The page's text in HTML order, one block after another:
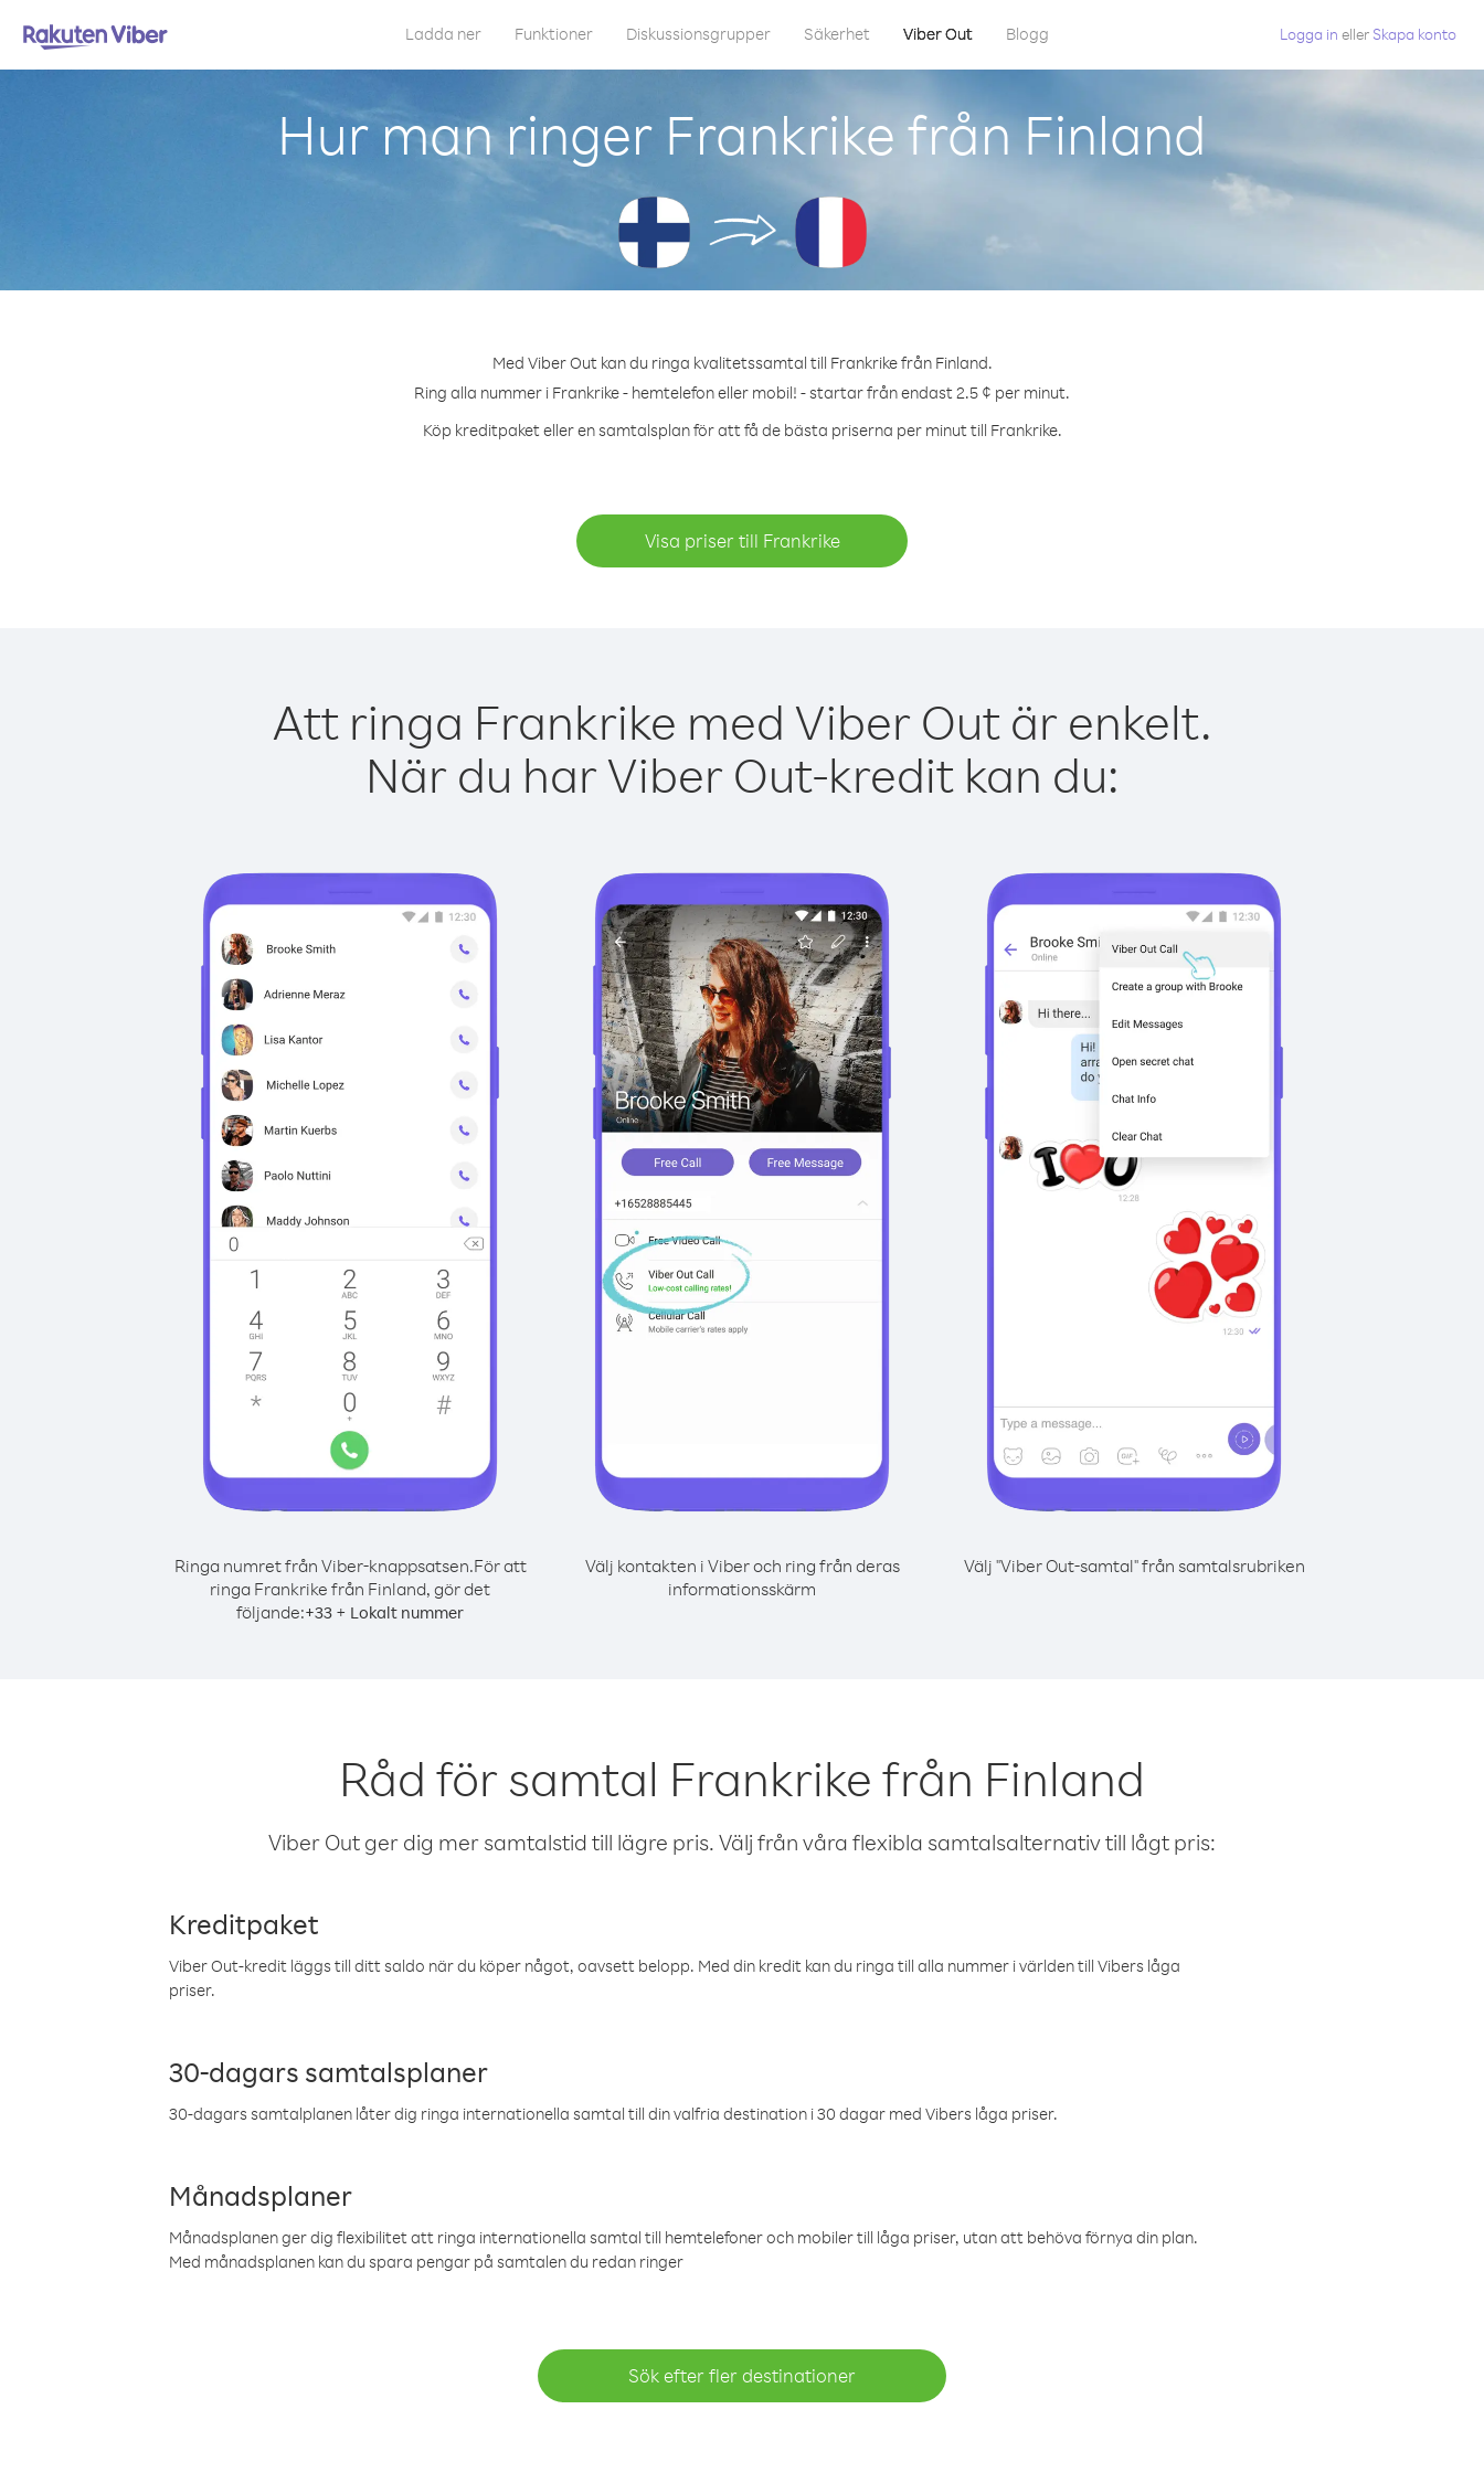
Ladda ner Funktioner Diskussionsgrupper Säkerhet Viber Out Blogg Logga in eller Skapa konto
Hur man ringer Frankrike från Finland
Med Viber Out kan du ringa kvalitetssamtal till Frankrike från Finland.
Ring alla nummer i Frankrike - hemtelefon eller mobil! - startar från endast 2.5 ¢ per minut.
Köp kreditpaket eller en samtalsplan för att få de bästa priserna per minut till Frankrike.
Visa priser till Frankrike
Att ringa Frankrike med Viber Out är enkelt.
När du har Viber Out-kredit kan du:
Ringa numret från Viber-knappsatsen.För att
ringa Frankrike från Finland, gör det
följande:+33 + Lokalt nummer
Välj kontakten i Viber och ring från deras
informationsskärm
Välj "Viber Out-samtal" från samtalsrubriken
Råd för samtal Frankrike från Finland
Viber Out ger dig mer samtalstid till lägre pris. Välj från våra flexibla samtalsalternativ till lågt pris:
Kreditpaket
Viber Out-kredit läggs till ditt saldo när du köper något, oavsett belopp. Med din kredit kan du ringa till alla nummer i världen till Vibers låga
priser.
30-dagars samtalsplaner
30-dagars samtalplanen låter dig ringa internationella samtal till din valfria destination i 30 dagar med Vibers låga priser.
Månadsplaner
Månadsplanen ger dig flexibilitet att ringa internationella samtal till hemtelefoner och mobiler till låga priser, utan att behöva förnya din plan.
Med månadsplanen kan du spara pengar på samtalen du redan ringer
Sök efter fler destinationer